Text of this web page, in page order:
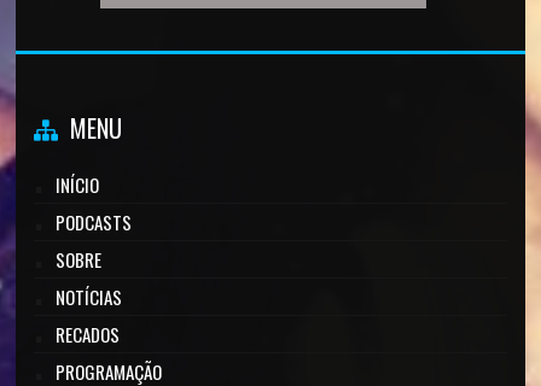
MENU
INÍCIO
PODCASTS
SOBRE
NOTÍCIAS
RECADOS
PROGRAMAÇÃO